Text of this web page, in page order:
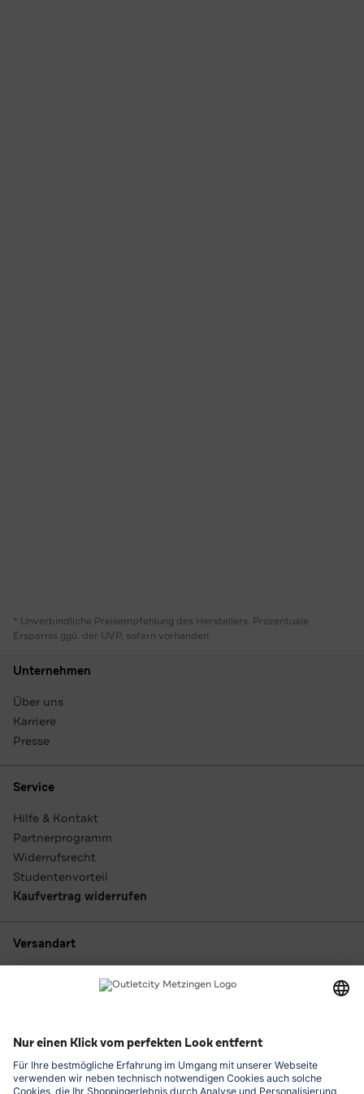
* Unverbindliche Preisempfehlung des Herstellers. Prozentuale
Ersparnis ggü. der UVP, sofern vorhanden
Unternehmen
Über uns
Karriere
Presse
Service
Hilfe & Kontakt
Partnerprogramm
Widerrufsrecht
Studentenvorteil
Kaufvertrag widerrufen
Versandart